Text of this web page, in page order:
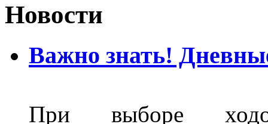
Новости
Важно знать!
При выборе